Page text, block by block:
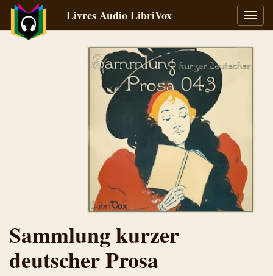
la
Livres Audio LibriVox
Sammlung kurzer
deutscher Prosa